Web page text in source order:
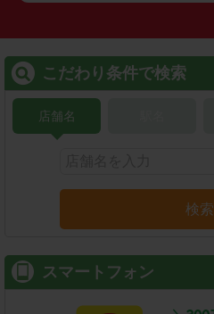
こだわり条件で検索
店舗名
検索
スマートフォン